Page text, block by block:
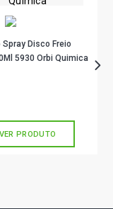
Disco Freio
5930 Orbi Quimica
VER PRODUTO